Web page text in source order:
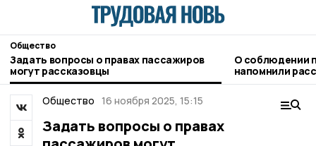
Общество
Задать вопросы о правах пассажиров
могут рассказовцы
О соблюдении
напомнили
Общество 16 ноября 2025, 15:15
Задать вопросы о правах